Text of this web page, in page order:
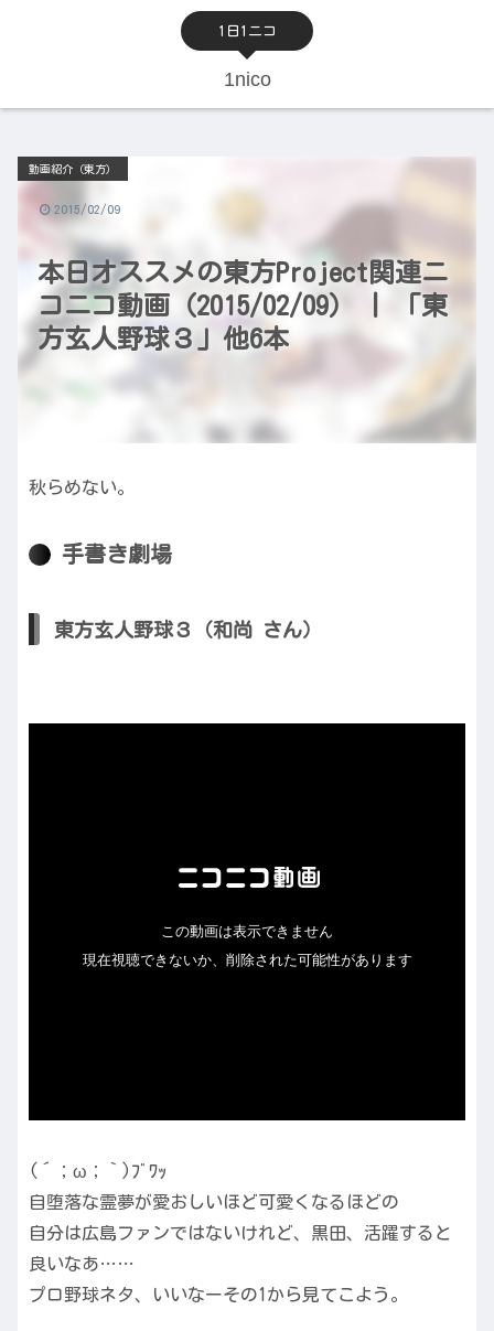
1日1ニコ
1nico
本日オススメの東方Project関連ニ
コニコ動画（2015/02/09） | 「東
方玄人野球３」他6本
動画紹介（東方）
2015/02/09
秋らめない。
手書き劇場
東方玄人野球３（和尚 さん）
(´；ω；｀)ﾌﾞﾜｯ
自堕落な霊夢が愛おしいほど可愛くなるほどの
自分は広島ファンではないけれど、黒田、活躍すると
良いなあ……
プロ野球ネタ、いいなーその1から見てこよう。